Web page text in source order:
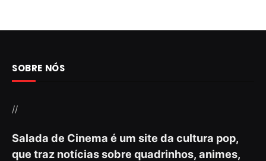
SOBRE NÓS
//
Salada de Cinema é um site da cultura pop,
que traz notícias sobre quadrinhos, animes,